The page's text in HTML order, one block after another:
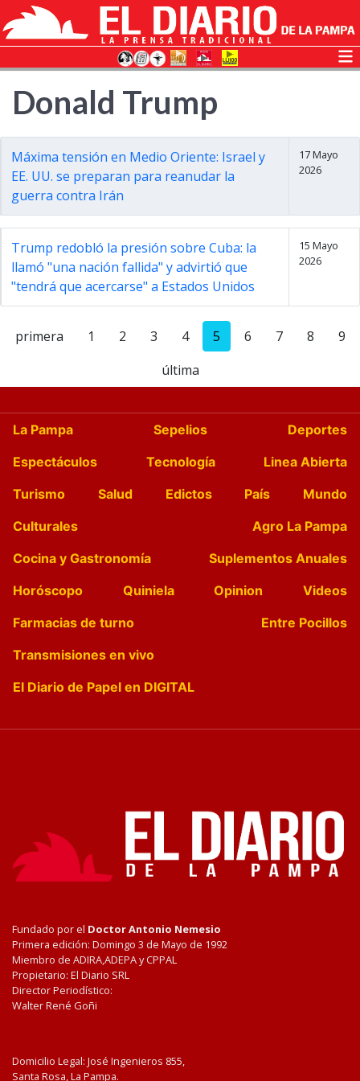
Donald Trump
Máxima tensión en Medio Oriente: Israel y
EE. UU. se preparan para reanudar la
guerra contra Irán
17 Mayo
2026
Trump redobló la presión sobre Cuba: la
llamó "una nación fallida" y advirtió que
"tendrá que acercarse" a Estados Unidos
15 Mayo
2026
primera 1 2 3 4 5 6 7 8
9
última
La Pampa Sepelios
Deportes
Espectáculos
Tecnología
Linea Abierta
Turismo
Salud Edictos País
Mundo
Culturales
Agro La Pampa
Cocina y Gastronomía
Suplementos Anuales
Horóscopo
Quiniela Opinion
Videos
Farmacias de turno
Entre Pocillos
Transmisiones en vivo
El Diario de Papel en DIGITAL
Fundado por el Doctor Antonio Nemesio
Primera edición: Domingo 3 de Mayo de 1992
Miembro de ADIRA,ADEPA y CPPAL
Propietario: El Diario SRL
Director Periodístico:
Walter René Goñi
Domicilio Legal: José Ingenieros 855,
Santa Rosa, La Pampa.